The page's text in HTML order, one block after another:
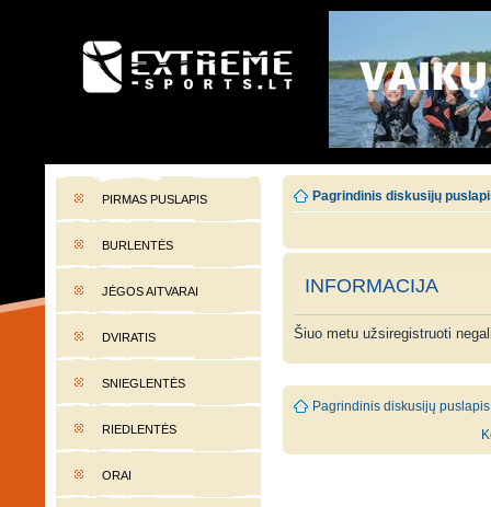
EXTREME-SPORTS.LT
PIRMAS PUSLAPIS
BURLENTĖS
JĖGOS AITVARAI
DVIRATIS
SNIEGLENTĖS
RIEDLENTĖS
ORAI
Pagrindinis diskusijų
INFORMACIJA
Šiuo metu užsiregistruoti
Pagrindinis diskusijų puslapis